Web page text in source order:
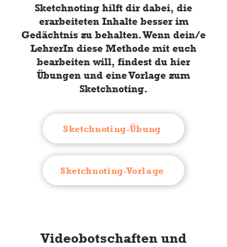
Sketchnoting hilft dir dabei, die
erarbeiteten Inhalte besser im
Gedächtnis zu behalten. Wenn dein/e
LehrerIn diese Methode mit euch
bearbeiten will, findest du hier
Übungen und eine Vorlage zum
Sketchnoting.
Sketchnoting-Übung
Sketchnoting-Vorlage
Videobotschaften und